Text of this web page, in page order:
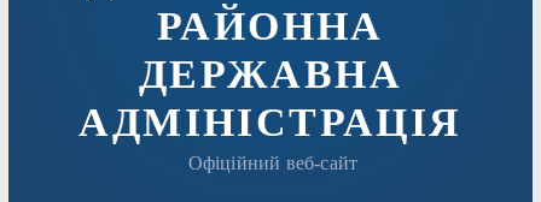
РАЙОННА
ДЕРЖАВНА
АДМІНІСТРАЦІЯ
Офіційний веб-сайт